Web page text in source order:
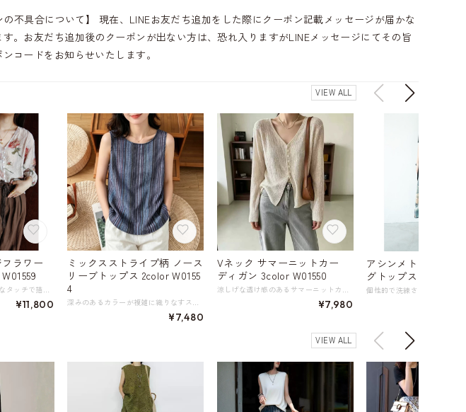
の不具合について】 現在、LINEお友だち追加をした際にクーポン記載メッセージが届かな
。お友だち追加後のクーポンが出ない方は、恐れ入りますがLINEメッセージにてその旨
コードをお知らせいたします。
VIEW ALL
ラワー
¥11,800
ミックスストライプ柄 ノース
リーブトップス 2color W0155
4
¥7,480
Vネック サマーニットカー
ディガン 3color W01550
¥7,980
アシンメトリーデザ
グトップス A01307
VIEW ALL